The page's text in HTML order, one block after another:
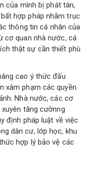
của mình bị phát tán,
hợp pháp nhằm trục
thông tin cá nhân của
cơ quan nhà nước, cá
thật sự cần thiết phù
cao ý thức đấu
xâm phạm các quyền
Nhà nước, các cơ
tăng cườnng
định pháp luật về việc
dân cư, lớp học, khu
hợp lý bảo vệ các